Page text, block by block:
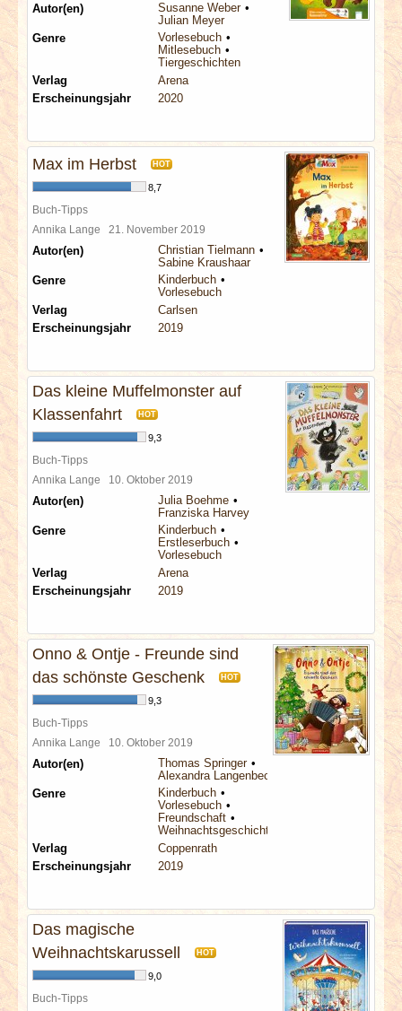
Autor(en)
Susanne Weber
Julian Meyer
Genre
Vorlesebuch
Mitlesebuch
Tiergeschichten
Verlag
Arena
Erscheinungsjahr
2020
Max im Herbst HOT
8,7
Buch-Tipps
Annika Lange 21. November 2019
Autor(en)
Christian Tielmann
Sabine Kraushaar
Genre
Kinderbuch
Vorlesebuch
Verlag
Carlsen
Erscheinungsjahr
2019
Das kleine Muffelmonster auf
Klassenfahrt
HOT
9,3
Buch-Tipps
Annika Lange 10. Oktober 2019
Autor(en)
Julia Boehme
Franziska Harvey
Genre
Kinderbuch
Erstleserbuch
Vorlesebuch
Verlag
Arena
Erscheinungsjahr
2019
Onno & Ontje - Freunde sind
das schönste Geschenk
HOT
9,3
Buch-Tipps
Annika Lange 10. Oktober 2019
Autor(en)
Thomas Springer
Alexandra Langenbeck
Genre
Kinderbuch
Vorlesebuch
Freundschaft
Weihnachtsgeschichte
Verlag
Coppenrath
Erscheinungsjahr
2019
Das magische
Weihnachtskarussell
HOT
9,0
Buch-Tipps